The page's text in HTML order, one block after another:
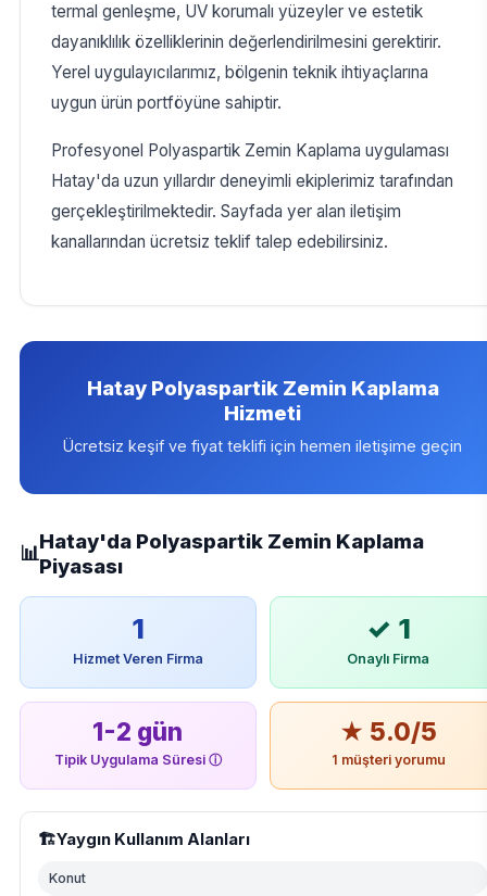
termal genleşme, UV korumalı yüzeyler ve estetik
dayanıklılık özelliklerinin değerlendirilmesini gerektirir.
Yerel uygulayıcılarımız, bölgenin teknik ihtiyaçlarına
uygun ürün portföyüne sahiptir.
Profesyonel Polyaspartik Zemin Kaplama uygulaması
Hatay'da uzun yıllardır deneyimli ekiplerimiz tarafından
gerçekleştirilmektedir. Sayfada yer alan iletişim
kanallarından ücretsiz teklif talep edebilirsiniz.
Hatay Polyaspartik Zemin Kaplama
Hizmeti
Ücretsiz keşif ve fiyat teklifi için hemen iletişime geçin
📊
Hatay'da Polyaspartik Zemin Kaplama
Piyasası
1
Hizmet Veren Firma
✓ 1
Onaylı Firma
1-2 gün
Tipik Uygulama Süresi ⓘ
★ 5.0/5
1 müşteri yorumu
🏗️Yaygın Kullanım Alanları
Konut